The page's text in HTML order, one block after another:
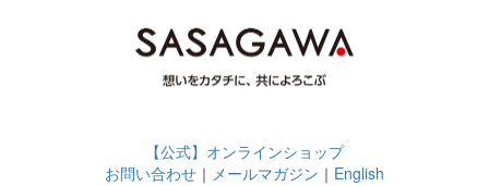
【公式】オンラインショップ
お問い合わせ ｜ メールマガジン ｜ English